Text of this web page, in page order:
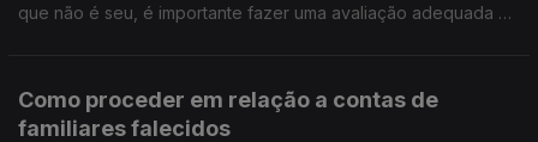
que não é seu, é importante fazer uma avaliação adequada de
Como proceder em relação a contas de
familiares falecidos